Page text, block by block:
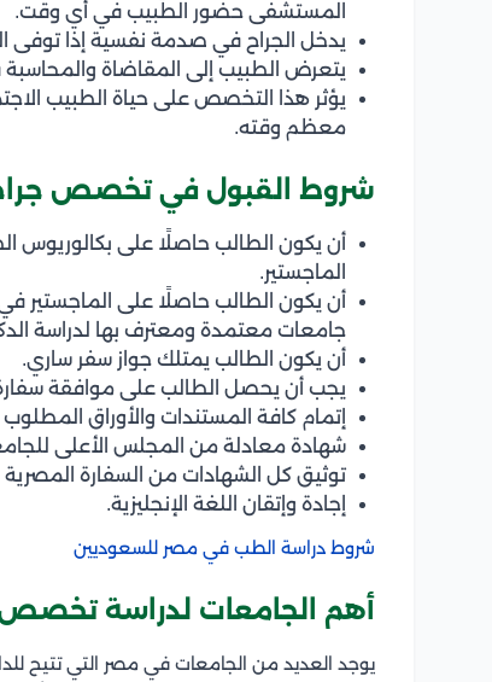
المستشفى حضور الطبيب في أي وقت.
يدخل الجراح في صدمة نفسية إذا توفى
يتعرض الطبيب إلى المقاضاة والمحاسبة
يؤثر هذا التخصص على حياة الطبيب
معظم وقته.
شروط القبول في تخصص
أن يكون الطالب حاصلًا على بكالوريوس
الماجستير.
أن يكون الطالب حاصلًا على الماجستير
جامعات معتمدة ومعترف بها لدراسة
أن يكون الطالب يمتلك جواز سفر ساري.
يجب أن يحصل الطالب على موافقة
إتمام كافة المستندات والأوراق
شهادة معادلة من المجلس الأعلى
توثيق كل الشهادات من السفارة المصرية
إجادة وإتقان اللغة الإنجليزية.
شروط دراسة الطب في مصر للسعوديين
أهم الجامعات لدراسة تخصص
يوجد العديد من الجامعات في مصر التي تتيح